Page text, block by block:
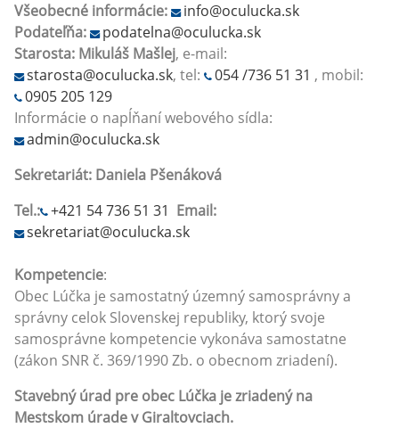
Všeobecné informácie:
info@oculucka.sk
Podateľňa:
podatelna@oculucka.sk
Starosta: Mikuláš Mašlej, e-mail:
starosta@oculucka.sk, tel: 054 /736 51 31 , mobil:
0905 205 129
Informácie o napĺňaní webového sídla:
admin@oculucka.sk
Sekretariát: Daniela Pšenáková
Tel.: +421 54 736 51 31 Email:
sekretariat@oculucka.sk
Kompetencie:
Obec Lúčka je samostatný územný samosprávny a
správny celok Slovenskej republiky, ktorý svoje
samosprávne kompetencie vykonáva samostatne
(zákon SNR č. 369/1990 Zb. o obecnom zriadení).
Stavebný úrad pre obec Lúčka je zriadený na
Mestskom úrade v Giraltovciach.